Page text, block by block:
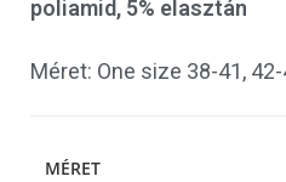
poliamid, 5% elasztán
Méret: One size 38-41,
MÉRET